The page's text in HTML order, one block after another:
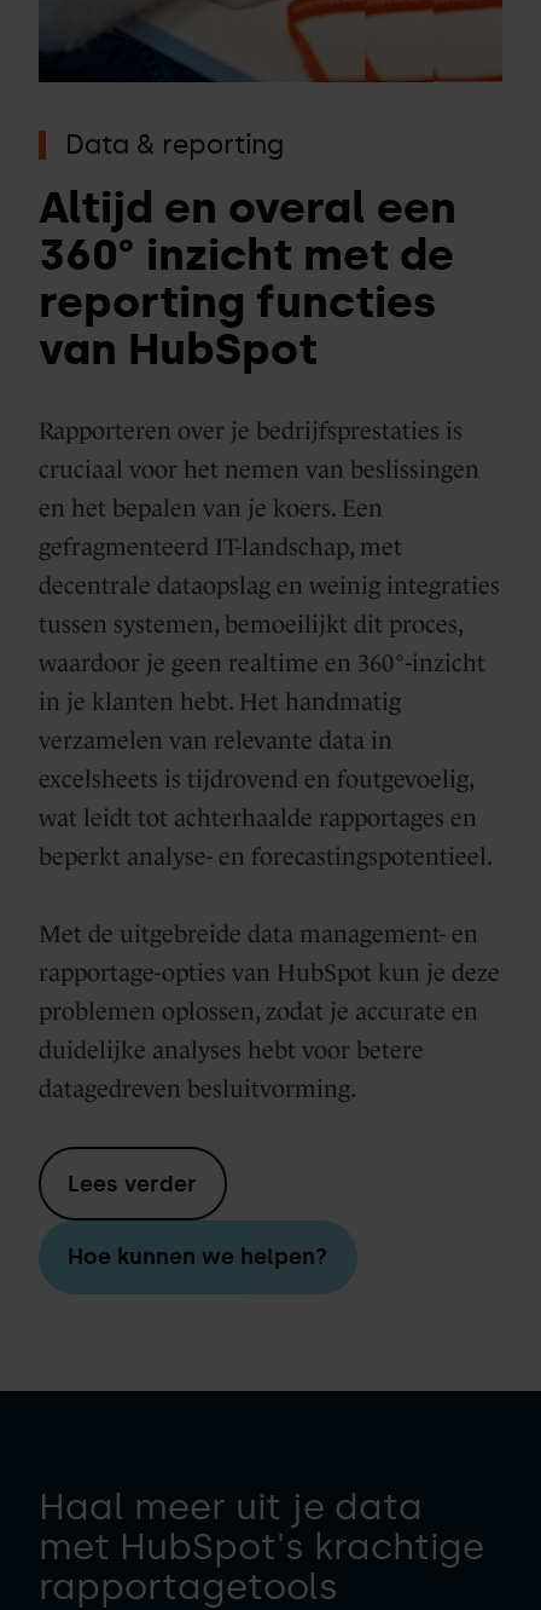
Data & reporting
Altijd en overal een
360° inzicht met de
reporting functies
van HubSpot
Rapporteren over je bedrijfsprestaties is
cruciaal voor het nemen van beslissingen
en het bepalen van je koers. Een
gefragmenteerd IT-landschap, met
decentrale dataopslag en weinig integraties
tussen systemen, bemoeilijkt dit proces,
waardoor je geen realtime en 360°-inzicht
in je klanten hebt. Het handmatig
verzamelen van relevante data in
excelsheets is tijdrovend en foutgevoelig,
wat leidt tot achterhaalde rapportages en
beperkt analyse- en forecastingspotentieel.
Met de uitgebreide data management- en
rapportage-opties van HubSpot kun je deze
problemen oplossen, zodat je accurate en
duidelijke analyses hebt voor betere
datagedreven besluitvorming.
Lees verder
Hoe kunnen we helpen?
Haal meer uit je data
met HubSpot's krachtige
rapportagetools